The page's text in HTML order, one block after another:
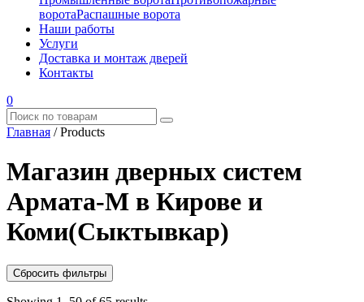
воротаРаспашные ворота
Наши работы
Услуги
Доставка и монтаж дверей
Контакты
0
Главная /Products
Магазин дверных систем
Армата-М в Кирове и
Коми(Сыктывкар)
Сбросить фильтры